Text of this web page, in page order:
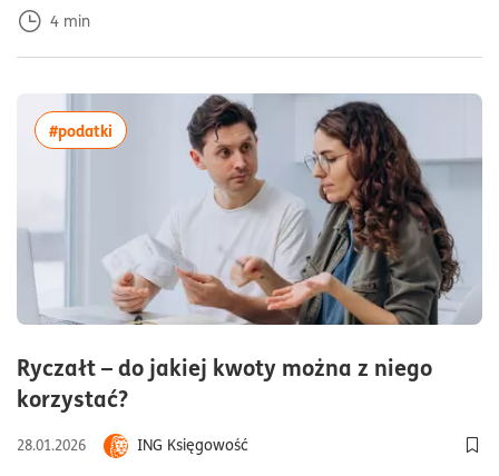
4 min
Ryczałt – do jakiej kwoty można z niego
korzystać?czas czytania3minuty
28.01.2026
ING Księgowość
#podatki więcej artykułów z tagiem:#podatki